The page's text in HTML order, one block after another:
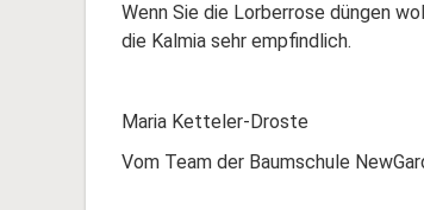
Wenn Sie die Lorberrose düngen
die Kalmia sehr empfindlich.
Maria Ketteler-Droste
Vom Team der Baumschule